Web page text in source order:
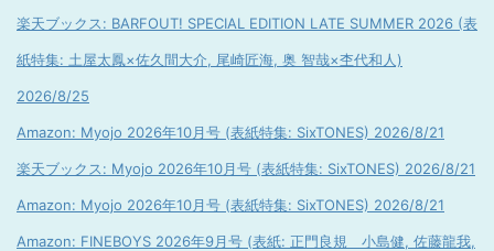
楽天ブックス: BARFOUT! SPECIAL EDITION LATE SUMMER 2026 (表
紙特集: 土屋太鳳×佐久間大介, 尾崎匠海, 奥 智哉×杢代和人)
2026/8/25
Amazon: Myojo 2026年10月号 (表紙特集: SixTONES) 2026/8/21
楽天ブックス: Myojo 2026年10月号 (表紙特集: SixTONES) 2026/8/21
Amazon: Myojo 2026年10月号 (表紙特集: SixTONES) 2026/8/21
Amazon: FINEBOYS 2026年9月号 (表紙: 正門良規 小島健, 佐藤龍我,